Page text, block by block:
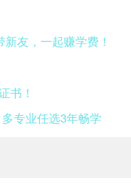
友，一起赚学费！
书！
专业任选3年畅学